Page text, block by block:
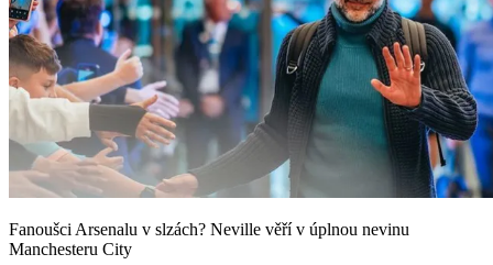
Fanoušci Arsenalu v slzách? Neville věří v úplnou nevinu
Manchesteru City